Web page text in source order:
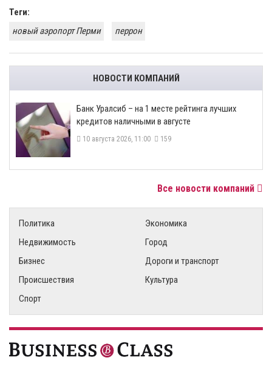
Теги:
новый аэропорт Перми
перрон
НОВОСТИ КОМПАНИЙ
Банк Уралсиб – на 1 месте рейтинга лучших
кредитов наличными в августе
10 августа 2026, 11:00 159
Все новости компаний
Политика
Экономика
Недвижимость
Город
Бизнес
Дороги и транспорт
Происшествия
Культура
Спорт